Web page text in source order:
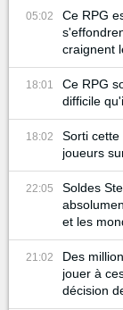
05:02
Ce RPG
craignent
18:01
Ce RPG
difficile
18:02
Sorti
joueurs
22:05
Soldes
et les
21:02
Des
jouer à
décision